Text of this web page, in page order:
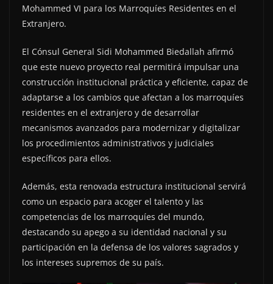
Mohammed VI para los Marroquíes Residentes en el
Extranjero.
El Cónsul General Sidi Mohammed Biedallah afirmó
que este nuevo proyecto real permitirá impulsar una
construcción institucional práctica y eficiente, capaz de
adaptarse a los cambios que afectan a los marroquíes
residentes en el extranjero y de desarrollar
mecanismos avanzados para modernizar y digitalizar
los procedimientos administrativos y judiciales
específicos para ellos.
Además, esta renovada estructura institucional servirá
como un espacio para acoger el talento y las
competencias de los marroquíes del mundo,
destacando su apego a su identidad nacional y su
participación en la defensa de los valores sagrados y
los intereses supremos de su país.